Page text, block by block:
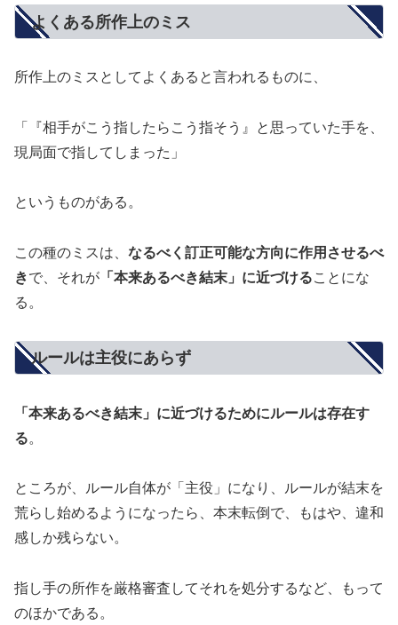
よくある所作上のミス
所作上のミスとしてよくあると言われるものに、
「『相手がこう指したらこう指そう』と思っていた手を、
現局面で指してしまった」
というものがある。
この種のミスは、 なるべく訂正可能な方向に作用させるべ
きで、それが 「本来あるべき結末」に近づけることにな
る。
ルールは主役にあらず
「本来あるべき結末」に近づけるためにルールは存在す
る。
ところが、ルール自体が「主役」になり、ルールが結末を
荒らし始めるようになったら、本末転倒で、もはや、違和
感しか残らない。
指し手の所作を厳格審査してそれを処分するなど、もって
のほかである。